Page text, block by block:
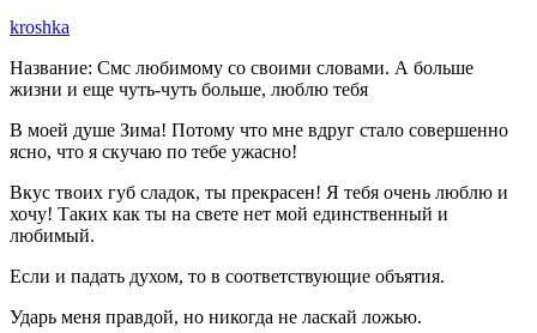
kroshka
Название: Смс любимому со своими словами. А больше
жизни и еще чуть-чуть больше, люблю тебя
В моей душе Зима! Потому что мне вдруг стало совершенно
ясно, что я скучаю по тебе ужасно!
Вкус твоих губ сладок, ты прекрасен! Я тебя очень люблю и
хочу! Таких как ты на свете нет мой единственный и
любимый.
Если и падать духом, то в соответствующие объятия.
Ударь меня правдой, но никогда не ласкай ложью.